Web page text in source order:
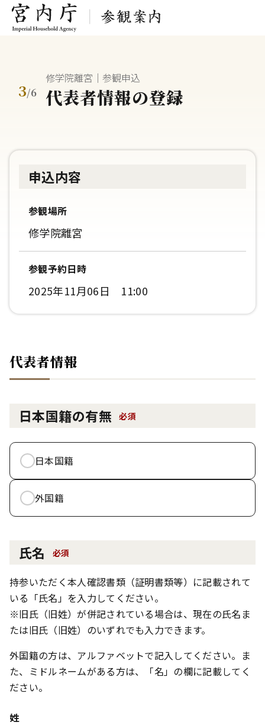
3/6
修学院離宮｜参観申込
代表者情報の登録
申込内容
参観場所
修学院離宮
参観予約日時
2025年11月06日 11:00
代表者情報
日本国籍の有無 必須
日本国籍
外国籍
氏名 必須
持参いただく本人確認書類（証明書類等）に記載されて
いる「氏名」を入力してください。
※旧氏（旧姓）が併記されている場合は、現在の氏名ま
たは旧氏（旧姓）のいずれでも入力できます。
外国籍の方は、アルファベットで記入してください。ま
た、ミドルネームがある方は、「名」の欄に記載してく
ださい。
姓